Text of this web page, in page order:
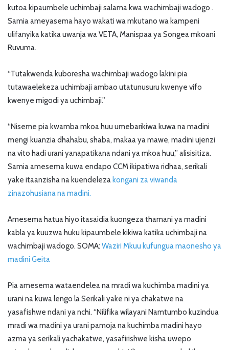
kutoa kipaumbele uchimbaji salama kwa wachimbaji wadogo .
Samia ameyasema hayo wakati wa mkutano wa kampeni
ulifanyika katika uwanja wa VETA, Manispaa ya Songea mkoani
Ruvuma.
“Tutakwenda kuboresha wachimbaji wadogo lakini pia
tutawaelekeza uchimbaji ambao utatunusuru kwenye vifo
kwenye migodi ya uchimbaji.”
“Niseme pia kwamba mkoa huu umebarikiwa kuwa na madini
mengi kuanzia dhahabu, shaba, makaa ya mawe, madini ujenzi
na vito hadi urani yanapatikana ndani ya mkoa huu,” alisisitiza.
Samia amesema kuwa endapo CCM ikipatiwa ridhaa, serikali
yake itaanzisha na kuendeleza kongani za viwanda
zinazohusiana na madini.
Amesema hatua hiyo itasaidia kuongeza thamani ya madini
kabla ya kuuzwa huku kipaumbele kikiwa katika uchimbaji na
wachimbaji wadogo. SOMA: Waziri Mkuu kufungua maonesho ya
madini Geita
Pia amesema wataendelea na mradi wa kuchimba madini ya
urani na kuwa lengo la Serikali yake ni ya chakatwe na
yasafishwe ndani ya nchi. “Nilifika wilayani Namtumbo kuzindua
mradi wa madini ya urani pamoja na kuchimba madini hayo
azma ya serikali yachakatwe, yasafirishwe kisha uwepo